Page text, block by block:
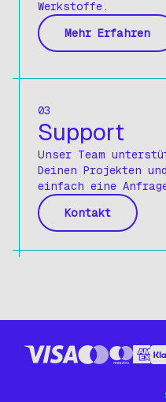
Profile
Winkelprofil
Rundrohre
Rundrohre
Rundrohre Nahtlos
Vierkantrohre
Blech Geschliffen
Werkstoffe.
Mehr Erfahren
03
Support
Unser Team
Deinen Projekten
einfach eine
Kontakt